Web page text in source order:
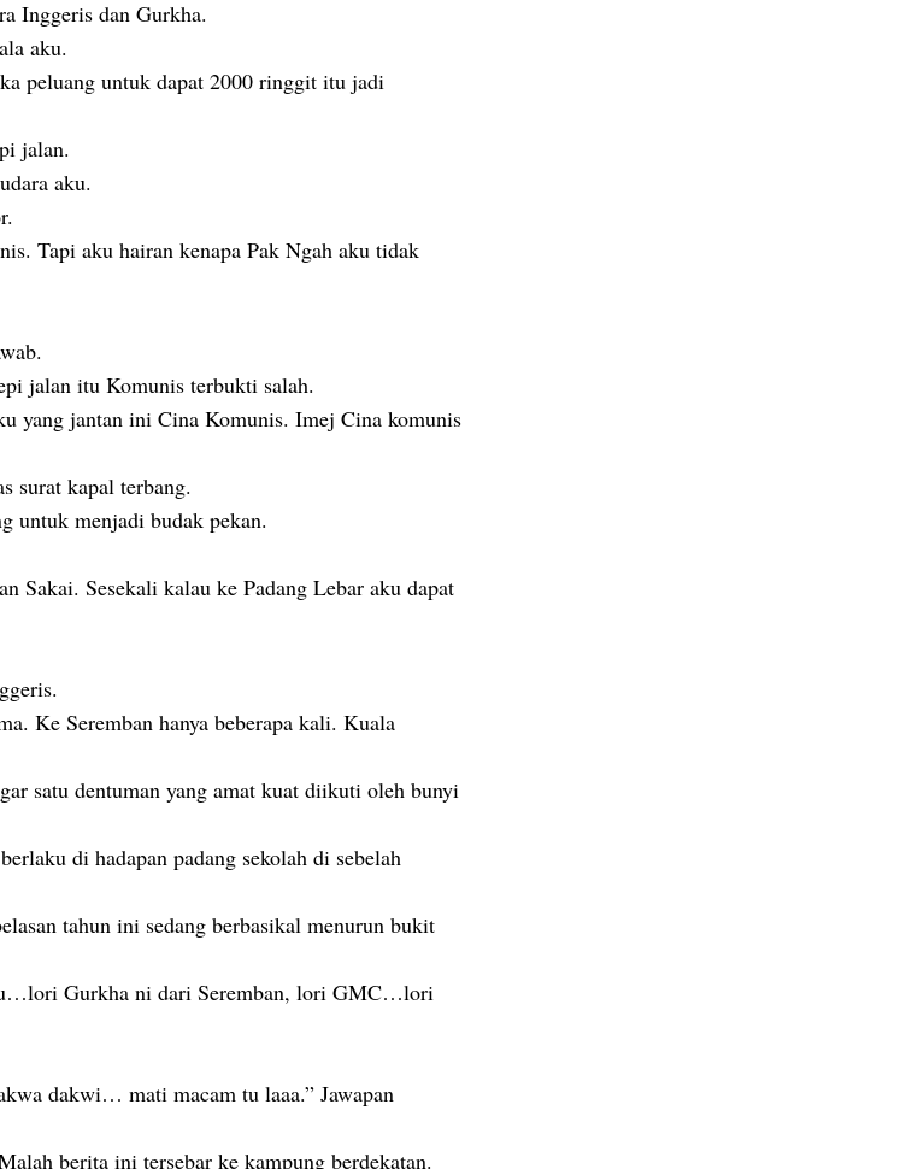
Inggeris dan Gurkha.
aku.
peluang untuk dapat 2000 ringgit itu jadi
jalan.
aku.
Tapi aku hairan kenapa Pak Ngah aku tidak
jalan itu Komunis terbukti salah.
yang jantan ini Cina Komunis. Imej Cina komunis
surat kapal terbang.
untuk menjadi budak pekan.
Sakai. Sesekali kalau ke Padang Lebar aku dapat
Ke Seremban hanya beberapa kali. Kuala
satu dentuman yang amat kuat diikuti oleh bunyi
di hadapan padang sekolah di sebelah
tahun ini sedang berbasikal menurun bukit
Gurkha ni dari Seremban, lori GMC…lori
dakwi… mati macam tu laaa.” Jawapan
berita ini tersebar ke kampung berdekatan.